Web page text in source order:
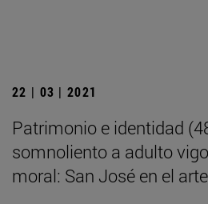
22 | 03 | 2021
Patrimonio e identidad
somnoliento a adulto
moral: San José en el